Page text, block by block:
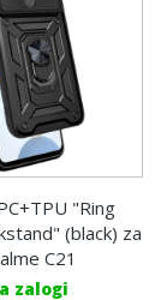
"Ring
(black) za
C21
zalogi